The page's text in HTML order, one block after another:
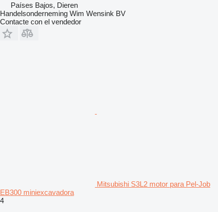
Países Bajos, Dieren
Handelsonderneming Wim Wensink BV
Contacte con el vendedor
Mitsubishi S3L2 motor para Pel-Job
EB300 miniexcavadora
4